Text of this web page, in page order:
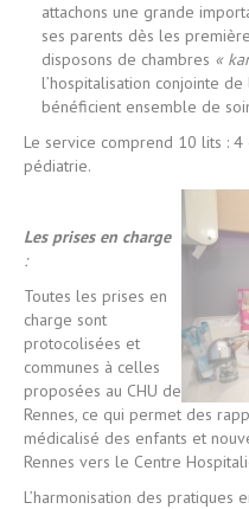
attachons une grande
ses parents dès les
disposons de chambres «
l’hospitalisation conjointe
bénéficient ensemble de
Le service comprend 10 lits :
pédiatrie.
Les prises en charge
:
Toutes les prises en
charge sont
protocolisées et
communes à celles
proposées au CHU de
Rennes, ce qui permet des
médicalisé des enfants et
Rennes vers le Centre
L’harmonisation des pratiques